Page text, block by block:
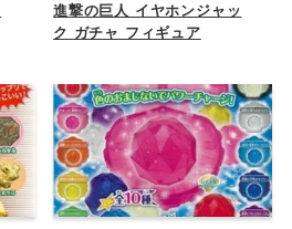
進撃の巨人 イヤホンジャッ
ク ガチャ フィギュア